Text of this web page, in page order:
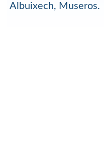
Albuixech, Museros.